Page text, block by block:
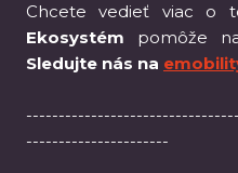
Chcete vedieť viac o
Ekosystém pomôže
Sledujte nás na
----------------------